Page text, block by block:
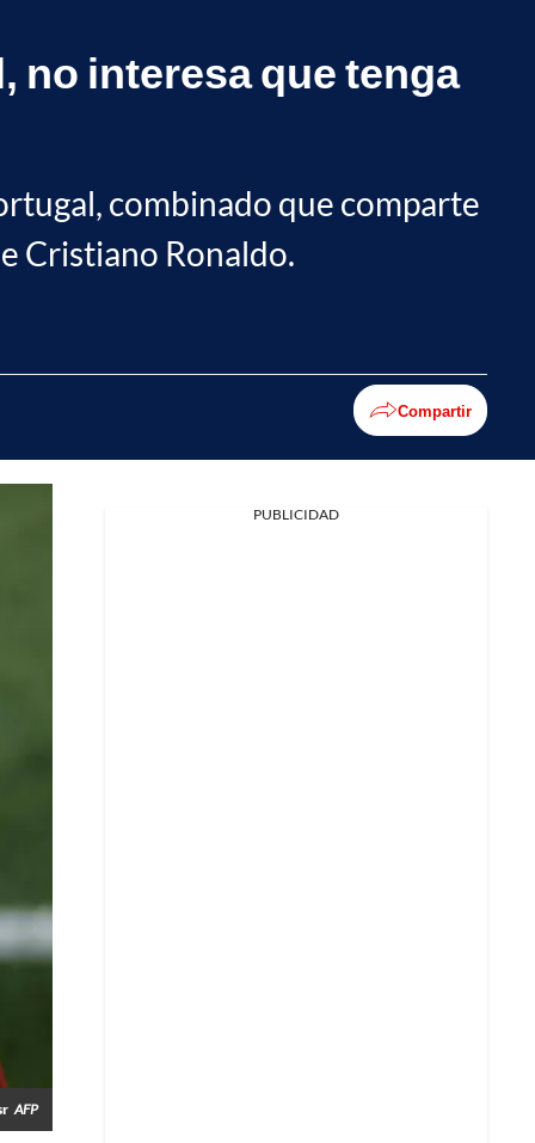
no interesa que tenga
combinado que comparte
Cristiano Ronaldo.
Compartir
AFP
PUBLICIDAD